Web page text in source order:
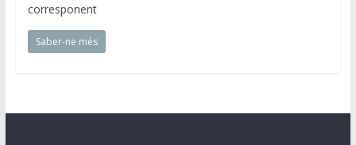
corresponent
Saber-ne més